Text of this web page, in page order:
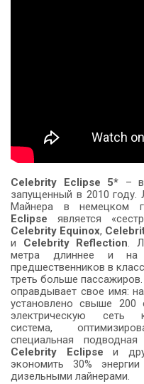
Celebrity Eclipse 5* –
запущенный в 2010
Майнера в немецком
Eclipse является
Celebrity Equinox,
и Celebrity Reflection.
метра длиннее и
предшественников в
треть больше
оправдывает свое имя:
установлено свыше 200
электрическую сеть
система,
специальная
Celebrity Eclipse и
экономить 30%
дизельными лайнерами.